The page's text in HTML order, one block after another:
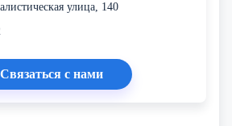
улица, 140
Связаться с нами